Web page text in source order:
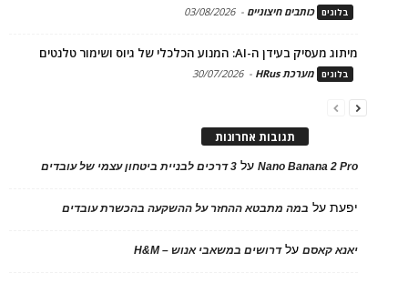
בלוגים כותבים חיצוניים -
03/08/2026
מיתוג מעסיק בעידן ה-AI: המנוע הכלכלי של גיוס ושימור טלנטים
בלוגים מערכת HRus -
30/07/2026
תגובות אחרונות
Nano Banana 2 Proעל 3 דרכים לבניית ביטחון עצמי של עובדים
יפעתעל במה מתבטא ההחזר על ההשקעה בהכשרת עובדים
יאנא קאסםעלדרושים במשאבי אנוש – H&M